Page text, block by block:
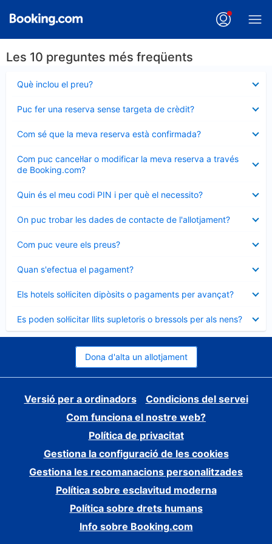
Les 10 preguntes més freqüents
Què inclou el preu?
tancat
Puc fer una reserva sense targeta de crèdit?
tancat
Com sé que la meva reserva està confirmada?
tancat
Com puc cancel·lar o modificar la meva reserva a través
de Booking.com?
tancat
Quin és el meu codi PIN i per què el necessito?
tancat
On puc trobar les dades de contacte de l'allotjament?
tancat
Com puc veure els preus?
tancat
Quan s'efectua el pagament?
tancat
Els hotels sol·liciten dipòsits o pagaments per avançat?
tancat
Es poden sol·licitar llits supletoris o bressols per als nens?
tancat
Dona d'alta un allotjament
Versió per a ordinadors
Condicions del servei
Com funciona el nostre web?
Política de privacitat
Gestiona la configuració de les cookies
Gestiona les recomanacions personalitzades
Política sobre esclavitud moderna
Política sobre drets humans
Info sobre Booking.com